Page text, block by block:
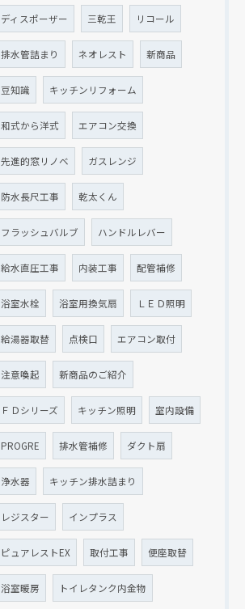
ディスポーザー 三乾王 リコール
排水管詰まり ネオレスト 新商品
豆知識 キッチンリフォーム
和式から洋式 エアコン交換
先進的窓リノベ ガスレンジ
防水長尺工事 乾太くん
フラッシュバルブ ハンドルレバー
給水直圧工事 内装工事 配管補修
浴室水栓 浴室用換気扇 ＬＥＤ照明
給湯器取替 点検口 エアコン取付
注意喚起 新商品のご紹介
ＦＤシリーズ キッチン照明 室内設備
PROGRE 排水管補修 ダクト扇
浄水器 キッチン排水詰まり
レジスター インプラス
ピュアレストEX 取付工事 便座取替
浴室暖房 トイレタンク内金物